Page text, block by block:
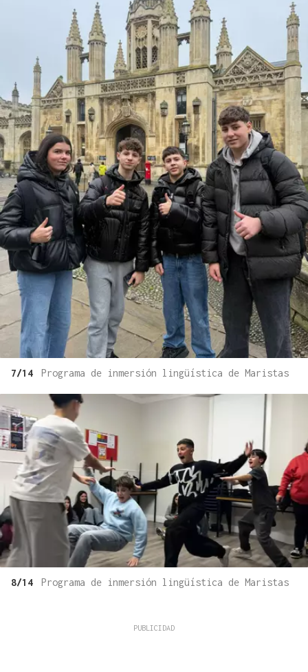
7/14 Programa de inmersión lingüística de Maristas
8/14 Programa de inmersión lingüística de Maristas